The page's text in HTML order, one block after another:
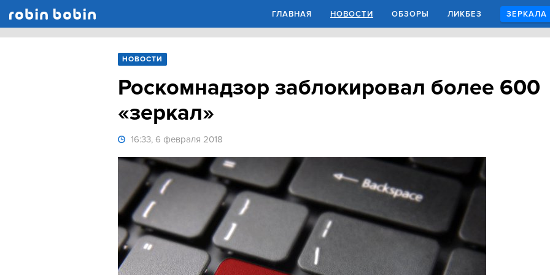
ГЛАВНАЯ НОВОСТИ ОБЗОРЫ ЛИКБЕЗ ЗЕРКАЛА
НОВОСТИ
Роскомнадзор заблокировал более 600
«зеркал»
16:33, 6 февраля 2018